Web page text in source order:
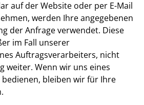
auf der Website oder per E-Mail
werden Ihre angegebenen
der Anfrage ver­wendet. Diese
im Fall unserer
Auftragsverarbeiters, nicht
weiter. Wenn wir uns eines
bleiben wir für Ihre